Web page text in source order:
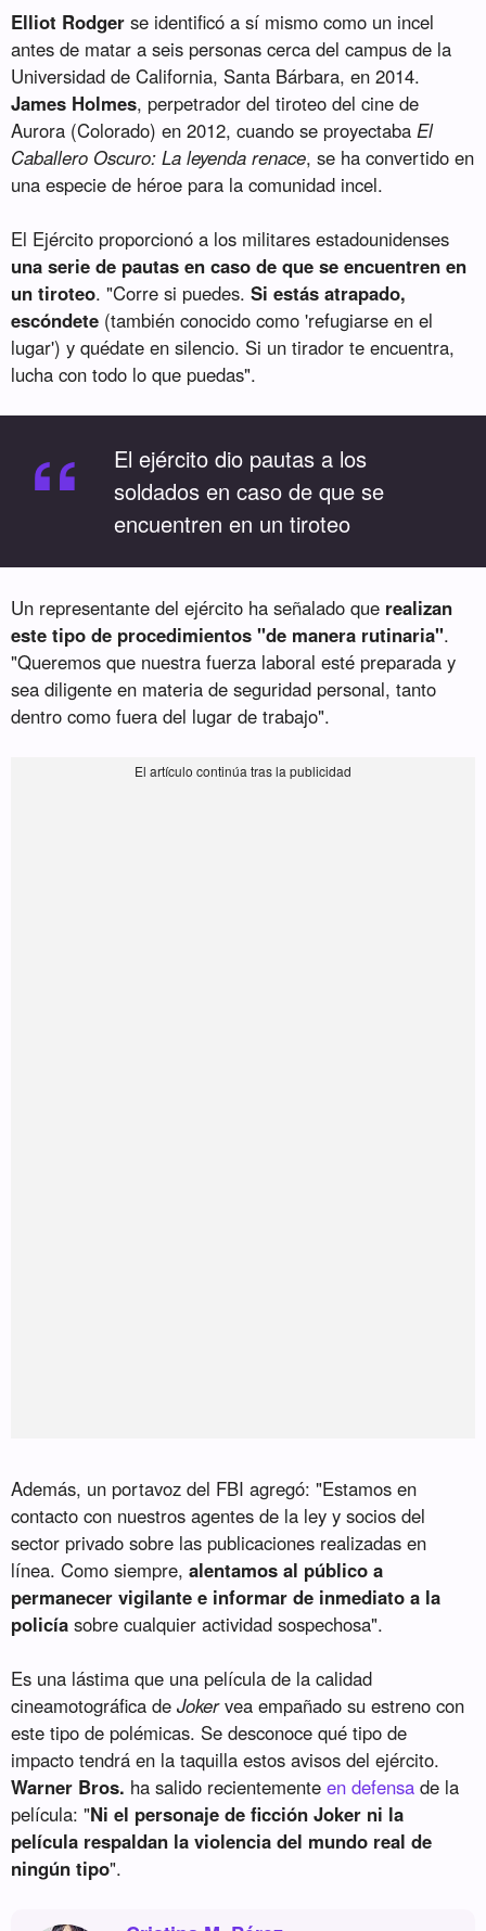
Elliot Rodger se identificó a sí mismo como un incel
antes de matar a seis personas cerca del campus de la
Universidad de California, Santa Bárbara, en 2014.
James Holmes, perpetrador del tiroteo del cine de
Aurora (Colorado) en 2012, cuando se proyectabaEl
Caballero Oscuro: La leyenda renace, se ha convertido en
una especie de héroe para la comunidad incel.
El Ejército proporcionó a los militares estadounidenses
una serie de pautas en caso de que se encuentren en
un tiroteo. "Corre si puedes.Si estás atrapado,
escóndete (también conocido como 'refugiarse en el
lugar') y quédate en silencio. Si un tirador te encuentra,
lucha con todo lo que puedas".
“
El ejército dio pautas a los
soldados en caso de que se
encuentren en un tiroteo
Un representante del ejército ha señalado que realizan
este tipo de procedimientos "de manera rutinaria".
"Queremos que nuestra fuerza laboral esté preparada y
sea diligente en materia de seguridad personal, tanto
dentro como fuera del lugar de trabajo".
Además, un portavoz del FBI agregó: "Estamos en
contacto con nuestros agentes de la ley y socios del
sector privado sobre las publicaciones realizadas en
línea. Como siempre,alentamos al público a
permanecer vigilante e informar de inmediato a la
policía sobre cualquier actividad sospechosa".
Es una lástima que una película de la calidad
cineamotográfica deJokervea empañado su estreno con
este tipo de polémicas. Se desconoce qué tipo de
impacto tendrá en la taquilla estos avisos del ejército.
Warner Bros. ha salido recientementeen defensa de la
película: "Ni el personaje de ficción Joker ni la
película respaldan la violencia del mundo real de
ningún tipo".